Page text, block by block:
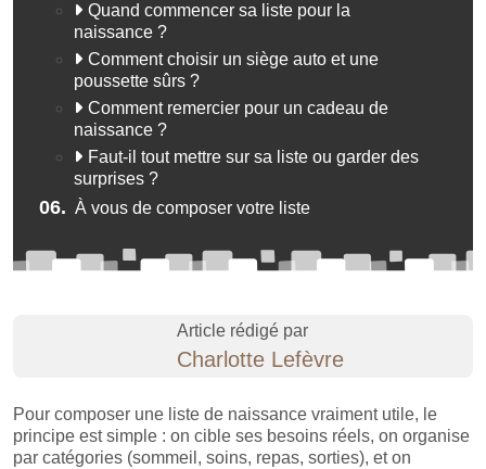
Pour composer une liste de naissance vraiment utile, le
principe est simple : on cible ses besoins réels, on organise
par catégories (sommeil, soins, repas, sorties), et on
Quand commencer sa liste pour la
naissance ?
Comment choisir un siège auto et une
poussette sûrs ?
Comment remercier pour un cadeau de
naissance ?
Faut-il tout mettre sur sa liste ou garder des
surprises ?
06. À vous de composer votre liste
Article rédigé par
Charlotte Lefèvre